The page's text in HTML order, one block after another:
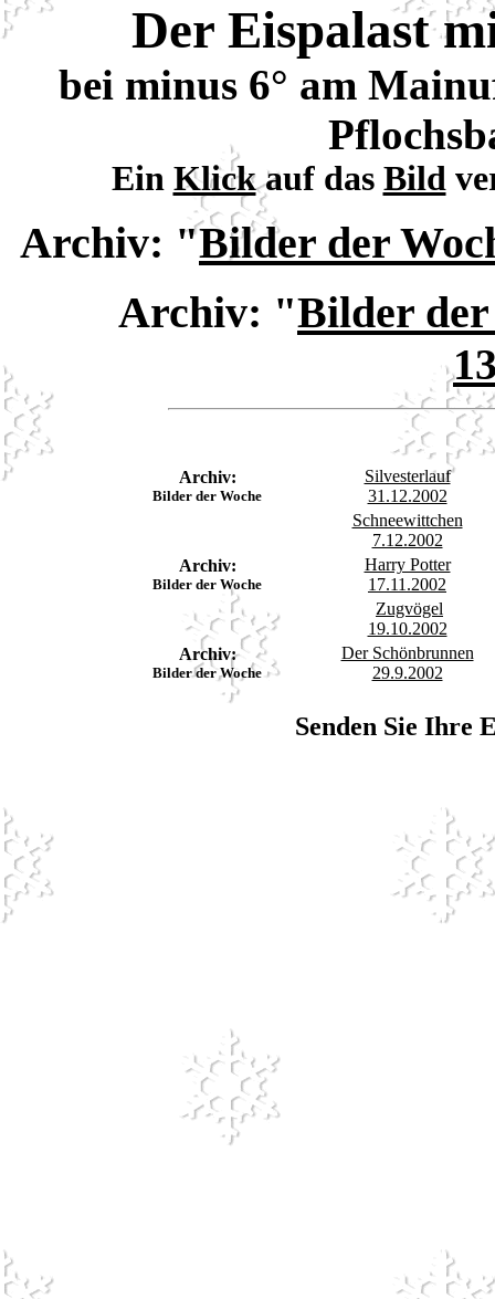
Der Eispalast
bei minus 6° am
Ein Klickauf das Bild
Archiv: "Bilder der
Archiv: "Bilder der
Archiv:
Bilder der Woche
Silvesterlauf
31.12.2002
Schneewittchen
7.12.2002
Archiv:
Bilder der Woche
Harry Potter
17.11.2002
Zugvögel
19.10.2002
Archiv:
Bilder der Woche
Der Schönbrunnen
29.9.2002
Senden Sie Ihre